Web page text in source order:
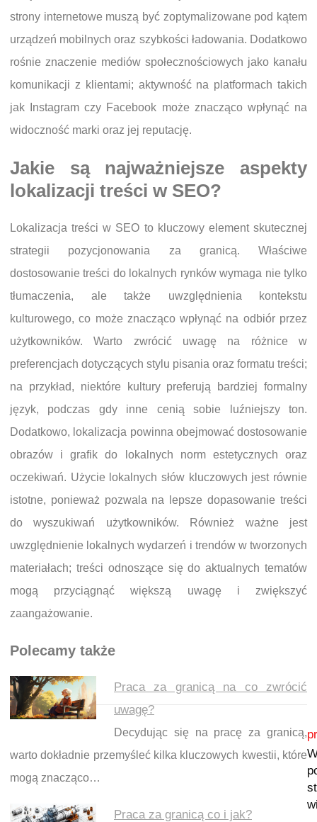
strony internetowe muszą być zoptymalizowane pod kątem
urządzeń mobilnych oraz szybkości ładowania. Dodatkowo
rośnie znaczenie mediów społecznościowych jako kanału
komunikacji z klientami; aktywność na platformach takich
jak Instagram czy Facebook może znacząco wpłynąć na
widoczność marki oraz jej reputację.
Jakie są najważniejsze aspekty
lokalizacji treści w SEO?
Lokalizacja treści w SEO to kluczowy element skutecznej
strategii pozycjonowania za granicą. Właściwe
dostosowanie treści do lokalnych rynków wymaga nie tylko
tłumaczenia, ale także uwzględnienia kontekstu
kulturowego, co może znacząco wpłynąć na odbiór przez
użytkowników. Warto zwrócić uwagę na różnice w
preferencjach dotyczących stylu pisania oraz formatu treści;
na przykład, niektóre kultury preferują bardziej formalny
język, podczas gdy inne cenią sobie luźniejszy ton.
Dodatkowo, lokalizacja powinna obejmować dostosowanie
obrazów i grafik do lokalnych norm estetycznych oraz
oczekiwań. Użycie lokalnych słów kluczowych jest równie
istotne, ponieważ pozwala na lepsze dopasowanie treści
do wyszukiwań użytkowników. Również ważne jest
uwzględnienie lokalnych wydarzeń i trendów w tworzonych
materiałach; treści odnoszące się do aktualnych tematów
mogą przyciągnąć większą uwagę i zwiększyć
zaangażowanie.
Polecamy także
Praca za granicą na co zwrócić
uwagę?
Decydując się na pracę za granicą,
warto dokładnie przemyśleć kilka kluczowych kwestii, które
mogą znacząco…
Praca za granicą co i jak?
Nawigacja wpisu